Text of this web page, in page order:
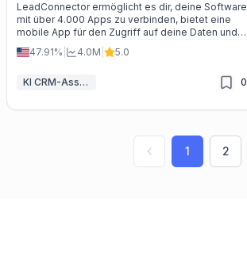
LeadConnector ermöglicht es dir, deine Software
mit über 4.000 Apps zu verbinden, bietet eine
mobile App für den Zugriff auf deine Daten und
nutzt KI, um die Kommunikation zu optimieren.
47.91% 4.0M 5.0
KI CRM-Assistent 0
1 2